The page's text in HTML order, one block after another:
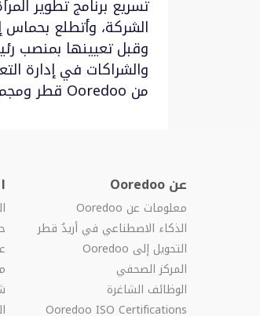
الشركة، وأتطلع بحماس
والشراكات في إدارة
من Ooredoo قطر ومجموعة Ooredoo.
عن Ooredoo
معلومات عن Ooredoo
الذكاء الاصطناعي في أريدُ قطر
التحويل إلى Ooredoo
المركز الصحفي
الوظائف الشاغرة
Ooredoo ISO Certifications